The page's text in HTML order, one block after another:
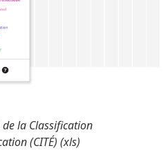
la Classification
(CITÉ) (xls)